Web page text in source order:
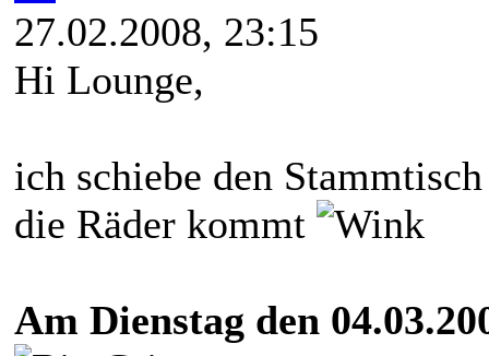
27.02.2008, 23:15
Hi Lounge,
ich schiebe den
die Räder kommt
Am Dienstag den